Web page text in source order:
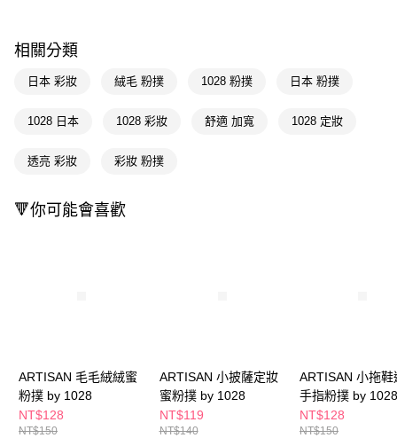
２．便利：只要手機號碼，簡訊認證，即可結帳。
３．安心：先確認商品／服務後，再付款。
【「AFTEE先享後付」結帳流程】
結帳頁面，進行簡訊認證並確認金額後，即可完成結帳。
３．收到繳費通知簡訊後14天內，點擊此簡訊中的連結，可透過四大超商／
ATM／網路銀行／等多元方式進行付款，方視為交易完成。
購買商品的店家。未經商家同意取消之訂單仍視為有效，需透過AFTEE先享
後付繳納相關費用。
https://aftee.tw/terms/#terms3
３．未成年的使用者請事先徵得法定代理人或監護人之同意方可使用
「AFTEE先享後付」，若未經同意申辦者引起之損失，本公司不負相關責
任。
每筆NT$65，滿NT$390(含以上)免運費
付款後全家取貨
每筆NT$65，滿NT$490(含以上)免運費
每筆NT$65，滿NT$490(含以上)免運費
宅配(本島)
每筆NT$100，滿NT$790(含以上)免運費
相關分類
日本 彩妝 絨毛 粉撲 1028 粉撲 日本 粉撲
1028 日本 1028 彩妝 舒適 加寬 1028 定妝
透亮 彩妝 彩妝 粉撲
🔻你可能會喜歡
ARTISAN 毛毛絨絨蜜
粉撲 by 1028
NT$128
NT$150
ARTISAN 小披薩定妝
蜜粉撲 by 1028
NT$119
NT$140
ARTISAN 小拖鞋
手指粉撲 by 1028
NT$128
NT$150